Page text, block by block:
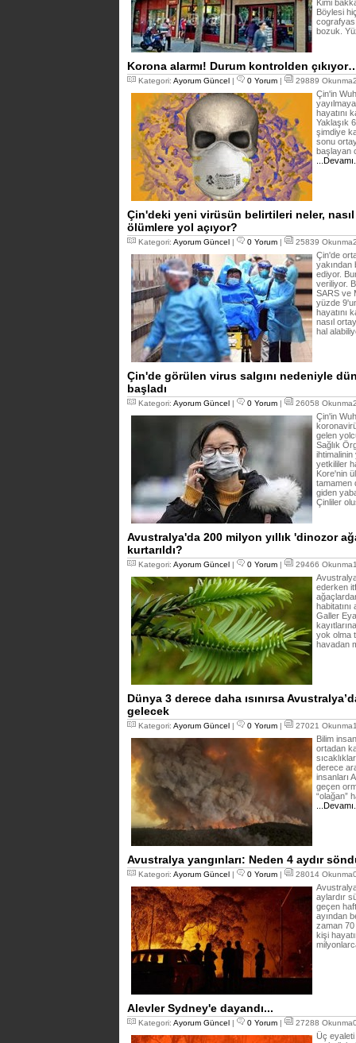
Kimi
Böylesi
bozuk.
Korona alarmı! Durum kontrolden
Kategori: Ayorum Güncel | 0 Yorum | 29889
Çin'in
hayatını
Yaklaşık
şimdiye
sonu
başlayan
Çin'deki yeni virüsün belirtileri neler, nasıl
ölümlere yol açıyor?
Kategori: Ayorum Güncel | 0 Yorum | 25839
Çin'de
yakından
ediyor.
veriliyor.
SARS ve
yüzde
hayatını
nasıl
hal
Çin'de görülen virus salgını nedeniyle
başladı
Kategori: Ayorum Güncel | 0 Yorum | 26058
Çin'in
gelen
Sağlık
ihtimalinin
yetkililer
Kore'nin
tamamen
giden
Çinliler
Avustralya'da 200 milyon yıllık 'dinozor
kurtarıldı?
Kategori: Ayorum Güncel | 0 Yorum | 29466
ederken
Galler
yok olma
havadan
Dünya 3 derece daha ısınırsa
gelecek
Kategori: Ayorum Güncel | 0 Yorum | 27021
Bilim
ortadan
derece
insanları
geçen
“olağan”
Avustralya yangınları: Neden 4 aydır
Kategori: Ayorum Güncel | 0 Yorum | 28014
aylardır
geçen
ayından
zaman 70
kişi
Alevler Sydney'e dayandı...
Kategori: Ayorum Güncel | 0 Yorum | 27288
Üç eyaleti